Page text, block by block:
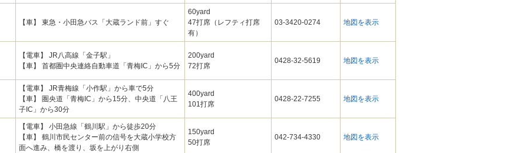
【車】 東急・小田急バス「大蔵ランド前」すぐ
60yard
47打席（レフティ打席
有）
03-3420-0274 地図を表示
【電車】 JR八高線「金子駅」
【車】 首都圏中央連絡自動車道「青梅IC」から5分
200yard
72打席
0428-32-5619 地図を表示
【電車】 JR青梅線「小作駅」から車で5分
【車】 圏央道「青梅IC」から15分、中央道「八王
子IC」から30分
400yard
101打席
0428-22-7255 地図を表示
【電車】 小田急線「鶴川駅」から徒歩20分
【車】 鶴川市民センター前の信号を大蔵小学校方
面へ進み、橋を渡り、坂を上がり右側
150yard
50打席
042-734-4330 地図を表示